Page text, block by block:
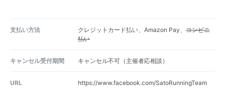
支払い方法 クレジットカード払い、Amazon Pay、コンビニ
払い
キャンセル受付期間 キャンセル不可（主催者応相談）
URL https://www.facebook.com/SatoRunningTeam